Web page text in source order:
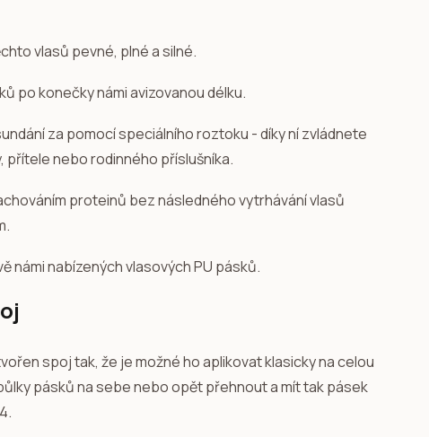
vlasů pevné, plné a silné.
po konečky námi avizovanou délku.
za pomocí speciálního roztoku - díky ní zvládnete
přítele nebo rodinného příslušníka.
proteinů bez následného vytrhávání vlasů
nabízených vlasových PU pásků.
spoj tak, že je možné ho aplikovat klasicky na celou
pásků na sebe nebo opět přehnout a mít tak pásek